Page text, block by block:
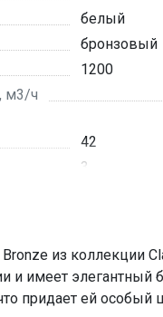
белый
бронзовый
1200
м3/ч
42
3
да
Bronze из коллекции
и имеет
придает ей особый